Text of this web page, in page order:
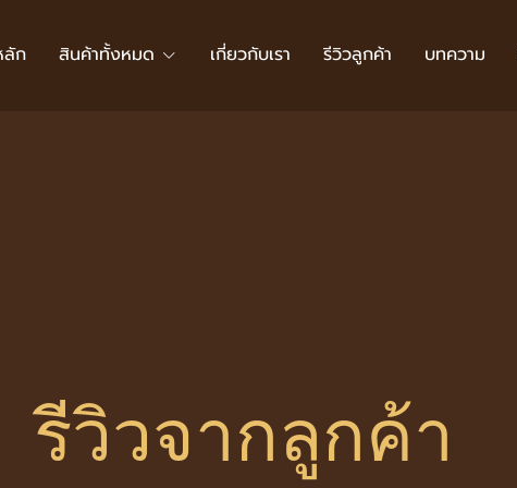
ลัก สินค้าทั้งหมด เกี่ยวกับเรา รีวิวลูกค้า บทความ
รีวิวจากลูกค้า